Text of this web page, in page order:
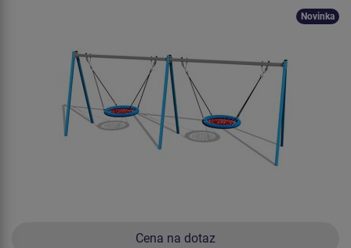
Cena na dotaz
Novinka